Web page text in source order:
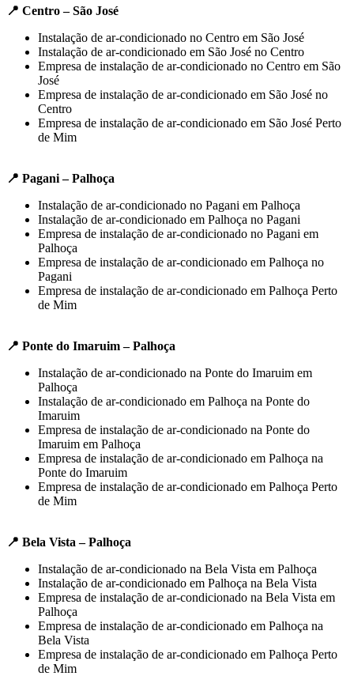
📍 Centro – São José
Instalação de ar-condicionado no Centro em São José
Instalação de ar-condicionado em São José no Centro
Empresa de instalação de ar-condicionado no Centro em São
José
Empresa de instalação de ar-condicionado em São José no
Centro
Empresa de instalação de ar-condicionado em São José Perto
de Mim
📍 Pagani – Palhoça
Instalação de ar-condicionado no Pagani em Palhoça
Instalação de ar-condicionado em Palhoça no Pagani
Empresa de instalação de ar-condicionado no Pagani em
Palhoça
Empresa de instalação de ar-condicionado em Palhoça no
Pagani
Empresa de instalação de ar-condicionado em Palhoça Perto
de Mim
📍 Ponte do Imaruim – Palhoça
Instalação de ar-condicionado na Ponte do Imaruim em
Palhoça
Instalação de ar-condicionado em Palhoça na Ponte do
Imaruim
Empresa de instalação de ar-condicionado na Ponte do
Imaruim em Palhoça
Empresa de instalação de ar-condicionado em Palhoça na
Ponte do Imaruim
Empresa de instalação de ar-condicionado em Palhoça Perto
de Mim
📍 Bela Vista – Palhoça
Instalação de ar-condicionado na Bela Vista em Palhoça
Instalação de ar-condicionado em Palhoça na Bela Vista
Empresa de instalação de ar-condicionado na Bela Vista em
Palhoça
Empresa de instalação de ar-condicionado em Palhoça na
Bela Vista
Empresa de instalação de ar-condicionado em Palhoça Perto
de Mim